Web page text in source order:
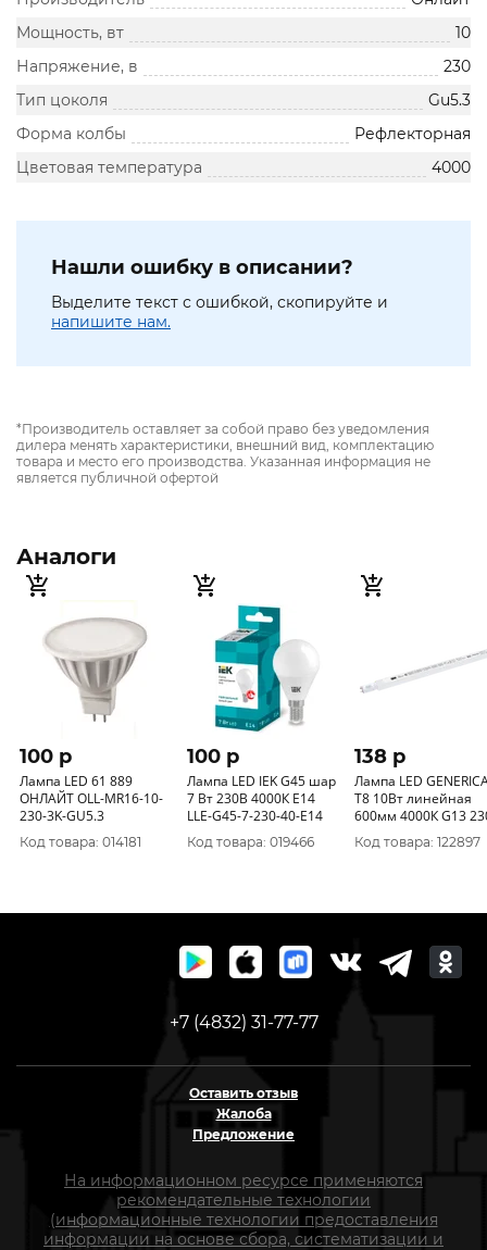
Мощность, вт
10
Напряжение, в
230
Тип цоколя
Gu5.3
Форма колбы
Рефлекторная
Цветовая температура
4000
Нашли ошибку в описании?
Выделите текст с ошибкой, скопируйте и
напишите нам.
*Производитель оставляет за собой право без уведомления
дилера менять характеристики, внешний вид, комплектацию
товара и место его производства. Указанная информация не
является публичной офертой
Аналоги
100 p
Лампа LED 61 889
ОНЛАЙТ OLL-MR16-10-
230-3K-GU5.3
Код товара: 014181
100 p
Лампа LED IEK G45 шар
7 Вт 230В 4000К E14
LLE-G45-7-230-40-E14
Код товара: 019466
138 p
Лампа LED
T8 10Вт линейная
600мм 4000К G13
LL-T8-10-230-40-
Код товара: 122897
+7 (4832) 31-77-77
Оставить отзыв
Жалоба
Предложение
На информационном ресурсе применяются
рекомендательные технологии
(информационные технологии предоставления
информации на основе сбора, систематизации и